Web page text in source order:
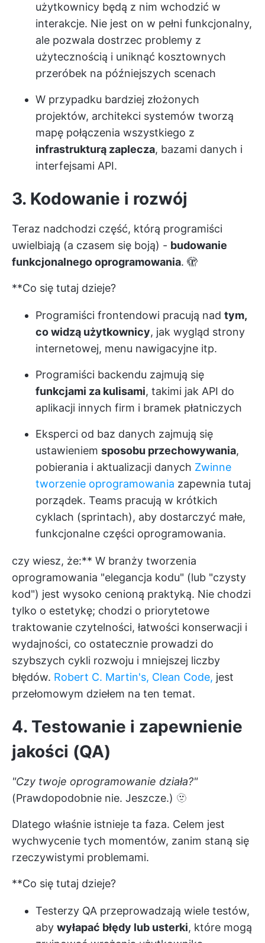
użytkownicy będą z nim wchodzić w
interakcje. Nie jest on w pełni funkcjonalny,
ale pozwala dostrzec problemy z
użytecznością i uniknąć kosztownych
przeróbek na późniejszych scenach
W przypadku bardziej złożonych
projektów, architekci systemów tworzą
mapę połączenia wszystkiego z
infrastrukturą zaplecza, bazami danych i
interfejsami API.
3. Kodowanie i rozwój
Teraz nadchodzi część, którą programiści
uwielbiają (a czasem się boją) - budowanie
funkcjonalnego oprogramowania. 🫣
**Co się tutaj dzieje?
Programiści frontendowi pracują nad tym,
co widzą użytkownicy, jak wygląd strony
internetowej, menu nawigacyjne itp.
Programiści backendu zajmują się
funkcjami za kulisami, takimi jak API do
aplikacji innych firm i bramek płatniczych
Eksperci od baz danych zajmują się
ustawieniem sposobu przechowywania,
pobierania i aktualizacji danych Zwinne
tworzenie oprogramowania zapewnia tutaj
porządek. Teams pracują w krótkich
cyklach (sprintach), aby dostarczyć małe,
funkcjonalne części oprogramowania.
czy wiesz, że:** W branży tworzenia
oprogramowania "elegancja kodu" (lub "czysty
kod") jest wysoko cenioną praktyką. Nie chodzi
tylko o estetykę; chodzi o priorytetowe
traktowanie czytelności, łatwości konserwacji i
wydajności, co ostatecznie prowadzi do
szybszych cykli rozwoju i mniejszej liczby
błędów. Robert C. Martin's, Clean Code, jest
przełomowym dziełem na ten temat.
4. Testowanie i zapewnienie
jakości (QA)
"Czy twoje oprogramowanie działa?"
(Prawdopodobnie nie. Jeszcze.) 🫥
Dlatego właśnie istnieje ta faza. Celem jest
wychwycenie tych momentów, zanim staną się
rzeczywistymi problemami.
**Co się tutaj dzieje?
Testerzy QA przeprowadzają wiele testów,
aby wyłapać błędy lub usterki, które mogą